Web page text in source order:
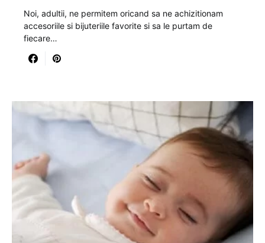
Noi, adultii, ne permitem oricand sa ne achizitionam
accesoriile si bijuteriile favorite si sa le purtam de
fiecare…